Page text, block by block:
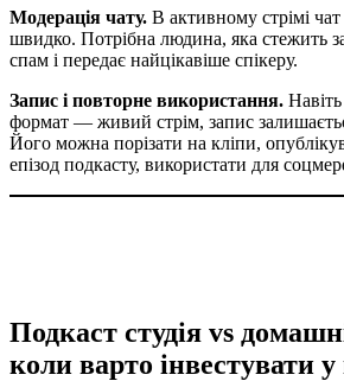
Модерація чату. В активному стрімі
швидко. Потрібна людина, яка стежить
спам і передає найцікавіше спікеру.
Запис і повторне використання.
формат — живий стрім, запис
Його можна порізати на кліпи,
епізод подкасту, використати для
Подкаст студія vs
коли варто інвестувати у